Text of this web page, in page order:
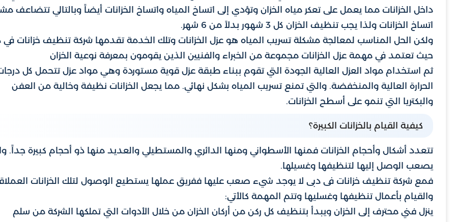
داخل الخزانات مما يعمل على تعكر مياه الخزان وتؤدي إلى اتساخ المياه واتساخ الخزانات أيضاً وبالتالي تتضاعف
اتساخ الخزانات ولذا يجب تنظيف الخزان كل 3 شهور بدلاً من 6 شهر.
ولكن الحل المناسب لمعالجة مشكلة تسريب المياه هو عزل الخزانات وتلك الخدمة تقدمها شركة تنظيف خزانات في
حيث تعتمد في مهمة عزل الخزانات مجموعة من الخبراء والفنيين الذين يقومون بمعرفة نوعية الخزان
ثم استخدام مواد العزل العالية الجودة التي تقوم ببناء طبقة عزل قوية مستوردة وهي مواد عزل تتحمل كل
الحرارة العالية والمنخفضة. والتي تمنع تسريب المياه بشكل نهائي. مما يجعل الخزانات نظيفة وخالية من العفن
والبكتريا التي تنمو على أسطح الخزانات.
كيفية القيام بالخزانات الكبيرة؟
تتعدد أشكال وأحجام الخزانات فمنها الأسطواني ومنها الدائري والمستطيلي والعديد منها ذو أحجام كبيرة جداً.
يصعب الوصل إليها لتنظيفها وغسيلها.
فمع شركة تنظيف خزانات فى دبى لا يوجد شيء صعب عليها ففريق عملها يستطيع الوصول لتلك الخزانات
والقيام بأعمال تنظيفها وغسليها وتتم المهمة كالأتي:
ينزل فني محترف إلى الخزان ويبدأ بتنظيف كل ركن من أركان الخزان من خلال الأدوات التي تملكها الشركة من سلم